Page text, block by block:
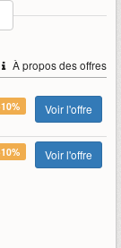
gameplay
À propos des offres
Voir l'offre
Voir l'offre